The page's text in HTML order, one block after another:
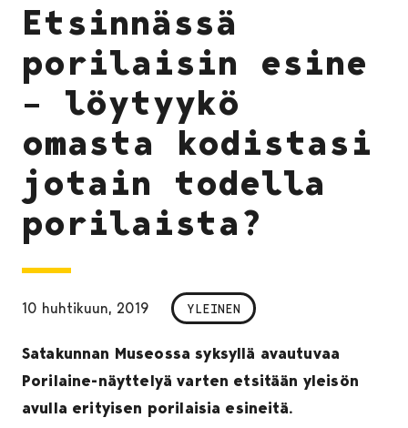
Etsinnässä
porilaisin esine
– löytyykö
omasta kodistasi
jotain todella
porilaista?
10 huhtikuun, 2019 YLEINEN
Satakunnan Museossa syksyllä avautuvaa
Porilaine-näyttelyä varten etsitään yleisön
avulla erityisen porilaisia esineitä.